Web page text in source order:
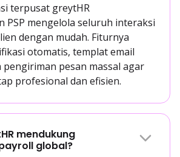
terpusat greytHR
PSP mengelola seluruh interaksi
dengan mudah. Fiturnya
otomatis, templat email
pengiriman pesan massal agar
profesional dan efisien.
mendukung
global?